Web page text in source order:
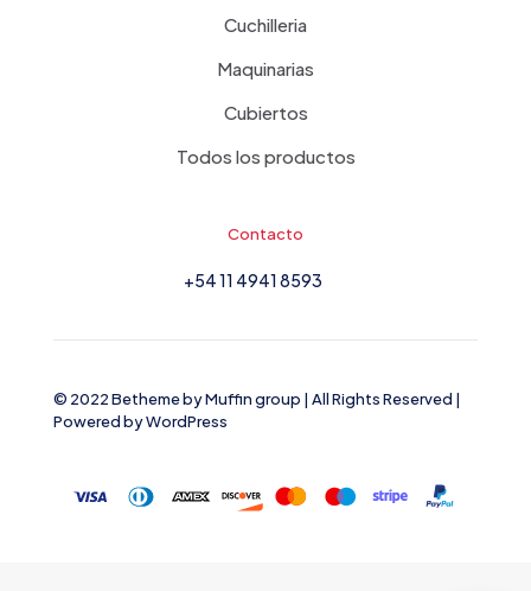
Cuchilleria
Maquinarias
Cubiertos
Todos los productos
Contacto
+54 11 4941 8593
© 2022 Betheme byMuffin group | All Rights Reserved |
Powered byWordPress